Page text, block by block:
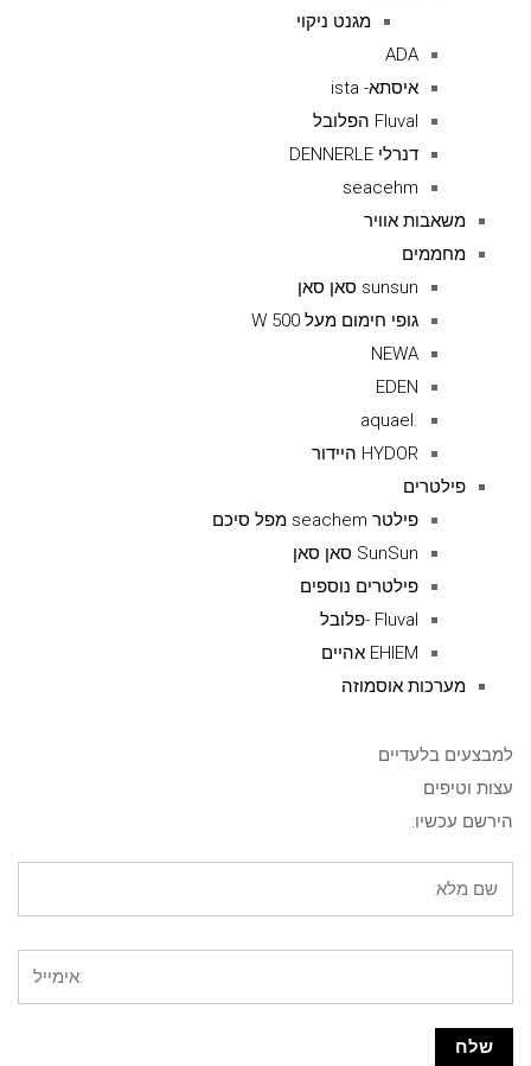
מגנט ניקוי
ADA
איסתא- ista
Fluval הפלובל
דנרלי DENNERLE
seacehm
משאבות אוויר
מחממים
sunsun סאן סאן
גופי חימום מעל 500 W
NEWA
EDEN
.aquael
HYDOR היידור
פילטרים
פילטר seachem מפל סיכם
SunSun סאן סאן
פילטרים נוספים
Fluval -פלובל
EHIEM אהיים
מערכות אוסמוזה
למבצעים בלעדיים
עצות וטיפים
הירשם עכשיו: